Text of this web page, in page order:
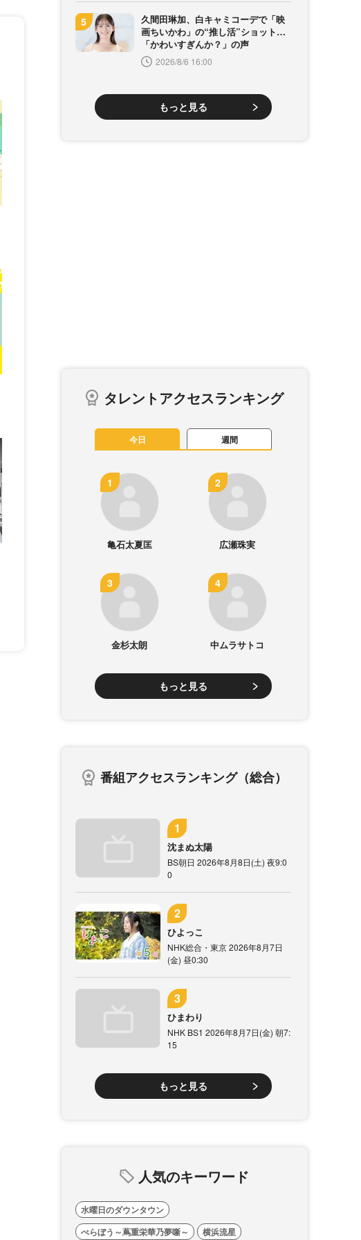
久間田琳加、白キャミコーデで「映
画ちいかわ」の“推し活”ショット…
「かわいすぎんか？」の声
2026/8/6 16:00
もっと見る
タレントアクセスランキング
今日 週間
亀石太夏匡 広瀬珠実
金杉太朗 中ムラサトコ
もっと見る
番組アクセスランキング（総合）
沈まぬ太陽
BS朝日 2026年8月8日(土) 夜9:0
0
ひよっこ
NHK総合・東京 2026年8月7日
(金) 昼0:30
ひまわり
NHK BS1 2026年8月7日(金) 朝7:
15
もっと見る
人気のキーワード
水曜日のダウンタウン
べらぼう～蔦重栄華乃夢噺～
横浜流星